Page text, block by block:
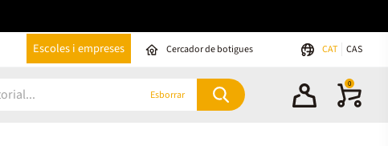
Escoles i empreses Cercador de botigues CAT CAS
Esborrar
0